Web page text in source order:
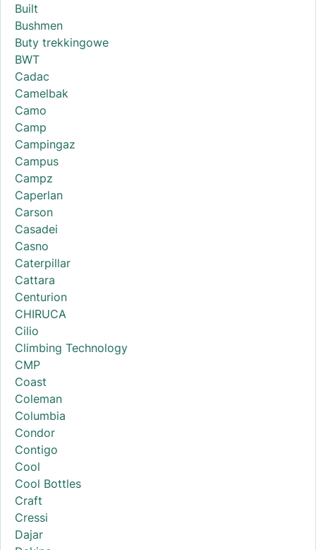
Built
Bushmen
Buty trekkingowe
BWT
Cadac
Camelbak
Camo
Camp
Campingaz
Campus
Campz
Caperlan
Carson
Casadei
Casno
Caterpillar
Cattara
Centurion
CHIRUCA
Cilio
Climbing Technology
CMP
Coast
Coleman
Columbia
Condor
Contigo
Cool
Cool Bottles
Craft
Cressi
Dajar